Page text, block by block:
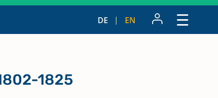
DE EN
1825